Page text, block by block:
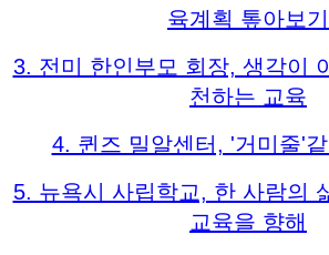
육계획 톺아보기
3. 전미 한인부모 회장, 생각이
천하는 교육
4. 퀸즈 밀알센터, '거미줄'
5. 뉴욕시 사립학교, 한 사람의
교육을 향해